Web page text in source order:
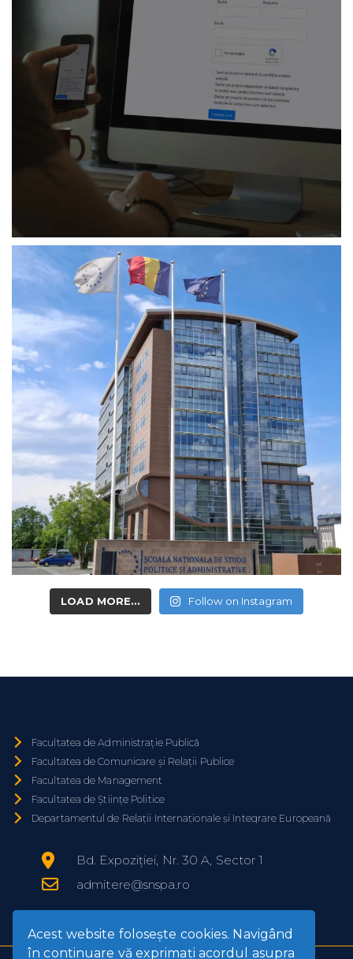
LOAD MORE... Follow on Instagram
Facultatea de Administrație Publică
Facultatea de Comunicare și Relații Publice
Facultatea de Management
Facultatea de Științe Politice
Departamentul de Relații Internaționale și Integrare Europeană
Bd. Expoziției, Nr. 30 A, Sector 1
admitere@snspa.ro
Acest website foloseşte cookies. Navigând
în continuare vă exprimaţi acordul asupra